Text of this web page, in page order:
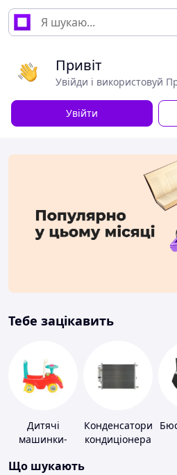
Привіт
Увійди і використовуй
Увійти
Тебе зацікавить
Дитячі
машинки-
Конденсатори
кондиціонера
Що шукають